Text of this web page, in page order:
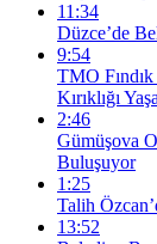
11:34
Düzce’de
9:54
TMO Fındık
Kırıklığı
2:46
Gümüşova
Buluşuyor
1:25
Talih
13:52